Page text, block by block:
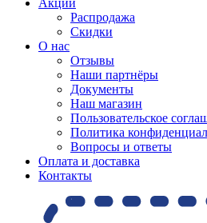
Акции
Распродажа
Скидки
О нас
Отзывы
Наши партнёры
Документы
Наш магазин
Пользовательское
Политика
Вопросы и ответы
Оплата и доставка
Контакты